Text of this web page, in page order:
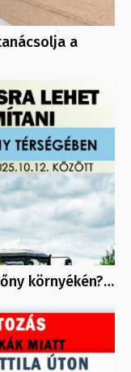
a
környékén?…